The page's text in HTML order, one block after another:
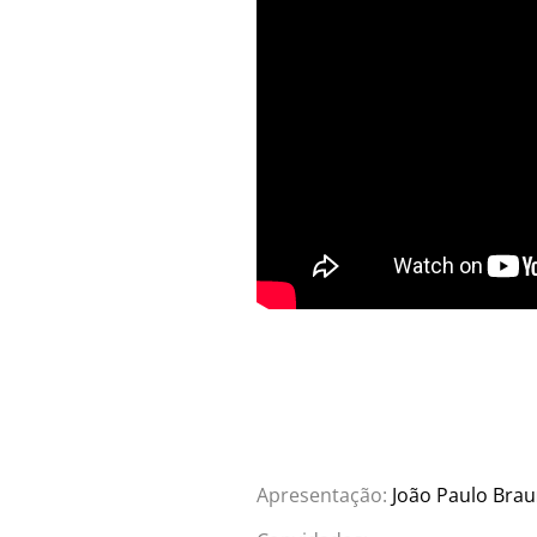
Apresentação: João Paulo